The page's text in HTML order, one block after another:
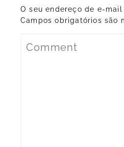
O seu endereço de e-
Campos obrigatórios são